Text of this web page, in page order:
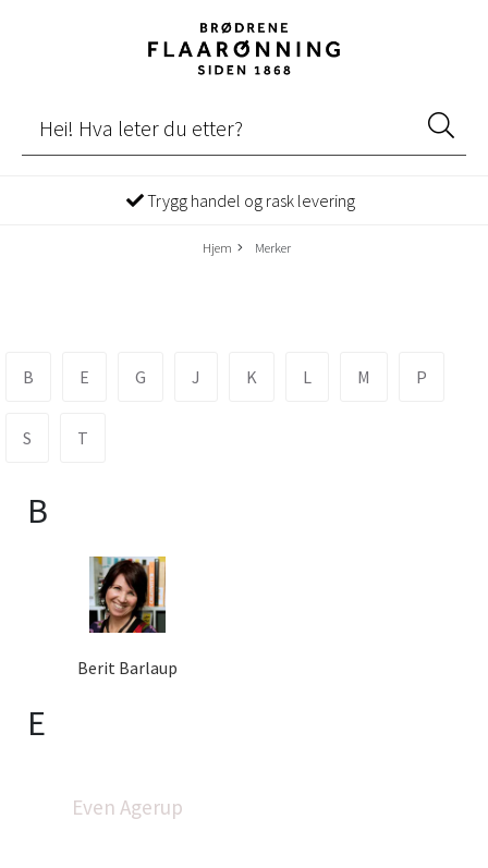
Trygg handel og rask levering
Hjem Merker
B E G J K L M P
S T
B
Berit Barlaup
E
Even Agerup